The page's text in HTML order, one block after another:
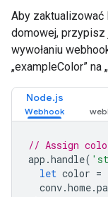
Aby zaktualizować
domowej, przypisz
wywołaniu
„exampleColor” na
Node.js
// Assign
app .handle(
let color =
conv.home.